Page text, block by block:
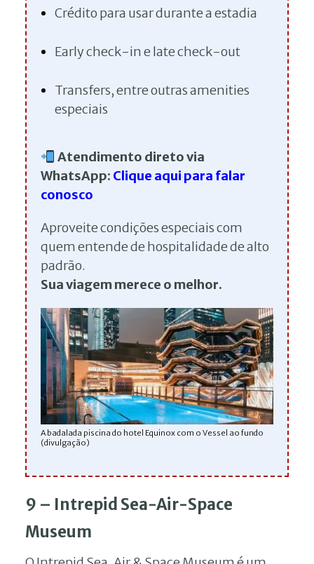
Crédito para usar durante a estadia
Early check-in e late check-out
Transfers, entre outras amenities
especiais
Atendimento direto via
WhatsApp: Clique aqui para falar
conosco
Aproveite condições especiais com
quem entende de hospitalidade de alto
padrão.
Sua viagem merece o melhor.
A badalada piscina do hotel Equinox com o Vessel ao fundo
(divulgação)
9 – Intrepid Sea-Air-Space
Museum